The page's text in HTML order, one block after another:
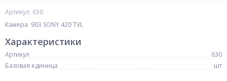
Артикул: 630
Камера 903 SONY 420 TVL
Характеристики
Артикул
630
Базовая единица
шт